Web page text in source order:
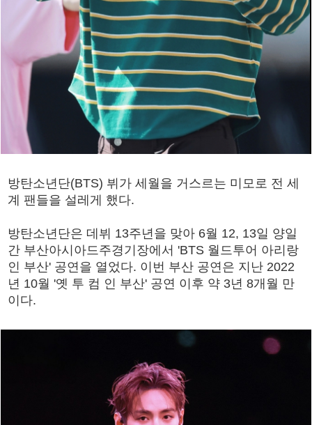
방탄소년단(BTS) 뷔가 세월을 거스르는 미모로 전 세
계 팬들을 설레게 했다.
방탄소년단은 데뷔 13주년을 맞아 6월 12, 13일 양일
간 부산아시아드주경기장에서 'BTS 월드투어 아리랑
인 부산' 공연을 열었다. 이번 부산 공연은 지난 2022
년 10월 '옛 투 컴 인 부산' 공연 이후 약 3년 8개월 만
이다.